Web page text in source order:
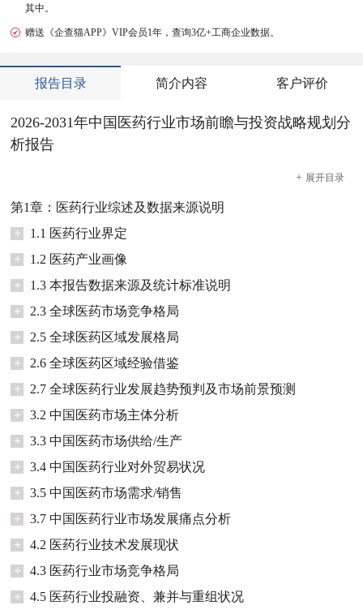
其中。
赠送《企查猫APP》VIP会员1年，查询3亿+工商企业数据。
报告目录 简介内容 客户评价
2026-2031年中国医药行业市场前瞻与投资战略规划分
析报告
+ 展开目录
第1章：医药行业综述及数据来源说明
+
1.1 医药行业界定
+
1.2 医药产业画像
+
1.3 本报告数据来源及统计标准说明
+
2.3 全球医药市场竞争格局
+
2.5 全球医药区域发展格局
+
2.6 全球医药区域经验借鉴
+
2.7 全球医药行业发展趋势预判及市场前景预测
+
3.2 中国医药市场主体分析
+
3.3 中国医药市场供给/生产
+
3.4 中国医药行业对外贸易状况
+
3.5 中国医药市场需求/销售
+
3.7 中国医药行业市场发展痛点分析
+
4.2 医药行业技术发展现状
+
4.3 医药行业市场竞争格局
+
4.5 医药行业投融资、兼并与重组状况